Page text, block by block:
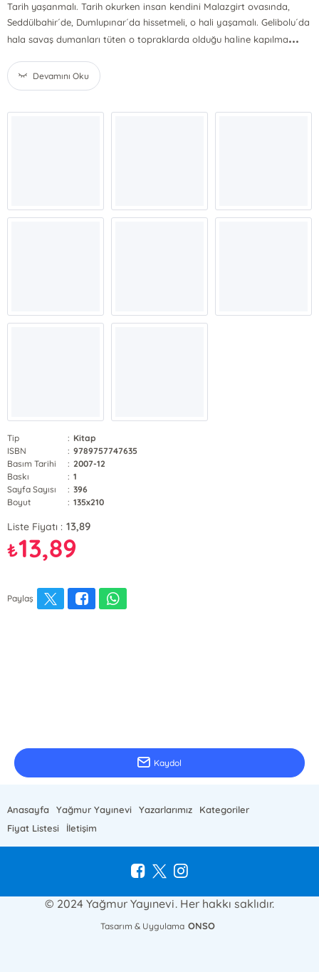
Tarih yaşanmalı. Tarih okurken insan kendini Malazgirt ovasında,
Seddülbahir´de, Dumlupınar´da hissetmeli, o hali yaşamalı. Gelibolu´da
hala savaş dumanları tüten o topraklarda olduğu haline kapılma...
Devamını Oku
Tip : Kitap
ISBN
: 9789757747635
Basım Tarihi
: 2007-12
Baskı
: 1
Sayfa Sayısı
: 396
Boyut
: 135x210
Liste Fiyatı : 13,89
₺13,89
Paylaş
Kaydol
Anasayfa Yağmur Yayınevi Yazarlarımız
Kategoriler
Fiyat Listesi
İletişim
© 2024 Yağmur Yayınevi. Her hakkı saklıdır.
Tasarım & Uygulama ONSO